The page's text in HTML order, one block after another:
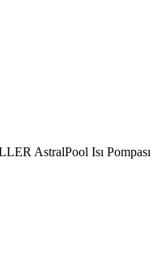
AstralPool Isı Pompası